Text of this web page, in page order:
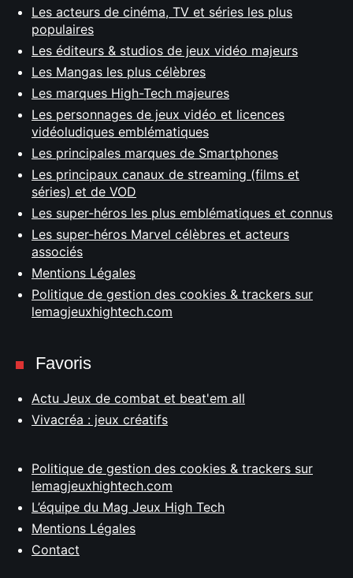
Les acteurs de cinéma, TV et séries les plus
populaires
Les éditeurs & studios de jeux vidéo majeurs
Les Mangas les plus célèbres
Les marques High-Tech majeures
Les personnages de jeux vidéo et licences
vidéoludiques emblématiques
Les principales marques de Smartphones
Les principaux canaux de streaming (films et
séries) et de VOD
Les super-héros les plus emblématiques et connus
Les super-héros Marvel célèbres et acteurs
associés
Mentions Légales
Politique de gestion des cookies & trackers sur
lemagjeuxhightech.com
Favoris
Actu Jeux de combat et beat'em all
Vivacréa : jeux créatifs
Politique de gestion des cookies & trackers sur
lemagjeuxhightech.com
L’équipe du Mag Jeux High Tech
Mentions Légales
Contact